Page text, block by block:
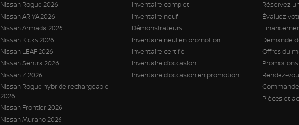
Nissan Rogue 2026
Nissan ARIYA 2026
Nissan Armada 2026
Nissan Kicks 2026
Nissan LEAF 2026
Nissan Sentra 2026
Nissan Z 2026
Nissan Rogue hybride rechargeable
2026
Nissan Frontier 2026
Nissan Murano 2026
Inventaire complet
Inventaire neuf
Démonstrateurs
Inventaire neuf en promotion
Inventaire certifié
Inventaire d’occasion
Inventaire d’occasion en promotion
Réservez
Évaluez
Demande
Offres du
Rendez-
Pièces et